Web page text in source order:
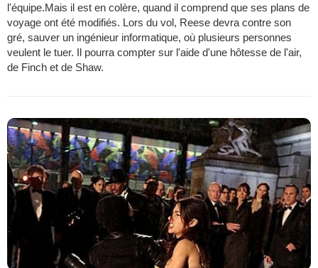
l'équipe.Mais il est en colère, quand il comprend que ses plans de
voyage ont été modifiés. Lors du vol, Reese devra contre son
gré, sauver un ingénieur informatique, où plusieurs personnes
veulent le tuer. Il pourra compter sur l'aide d'une hôtesse de l'air,
de Finch et de Shaw.